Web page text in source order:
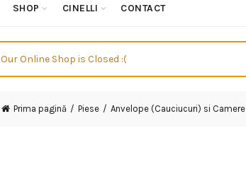
SHOP CINELLI CONTACT
Our Online Shop is Closed :(
Prima pagină Piese Anvelope (Cauciucuri) si Camere